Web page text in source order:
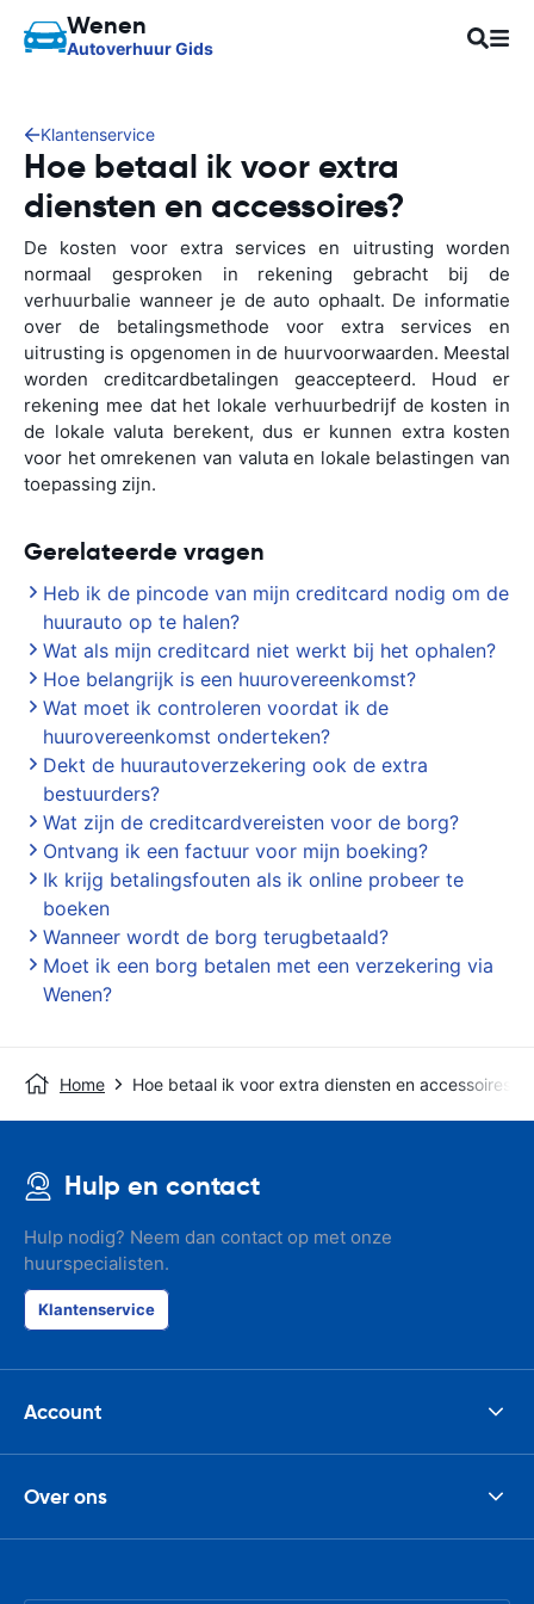
Wenen
Autoverhuur Gids
Klantenservice
Hoe betaal ik voor extra
diensten en accessoires?
De kosten voor extra services en uitrusting worden
normaal gesproken in rekening gebracht bij de
verhuurbalie wanneer je de auto ophaalt. De informatie
over de betalingsmethode voor extra services en
uitrusting is opgenomen in de huurvoorwaarden. Meestal
worden creditcardbetalingen geaccepteerd. Houd er
rekening mee dat het lokale verhuurbedrijf de kosten in
de lokale valuta berekent, dus er kunnen extra kosten
voor het omrekenen van valuta en lokale belastingen van
toepassing zijn.
Gerelateerde vragen
Heb ik de pincode van mijn creditcard nodig om de
huurauto op te halen?
Wat als mijn creditcard niet werkt bij het ophalen?
Hoe belangrijk is een huurovereenkomst?
Wat moet ik controleren voordat ik de
huurovereenkomst onderteken?
Dekt de huurautoverzekering ook de extra
bestuurders?
Wat zijn de creditcardvereisten voor de borg?
Ontvang ik een factuur voor mijn boeking?
Ik krijg betalingsfouten als ik online probeer te
boeken
Wanneer wordt de borg terugbetaald?
Moet ik een borg betalen met een verzekering via
Wenen?
Home Hoe betaal ik voor extra diensten en accessoires?
Hulp en contact
Hulp nodig? Neem dan contact op met onze
huurspecialisten.
Klantenservice
Account
Over ons